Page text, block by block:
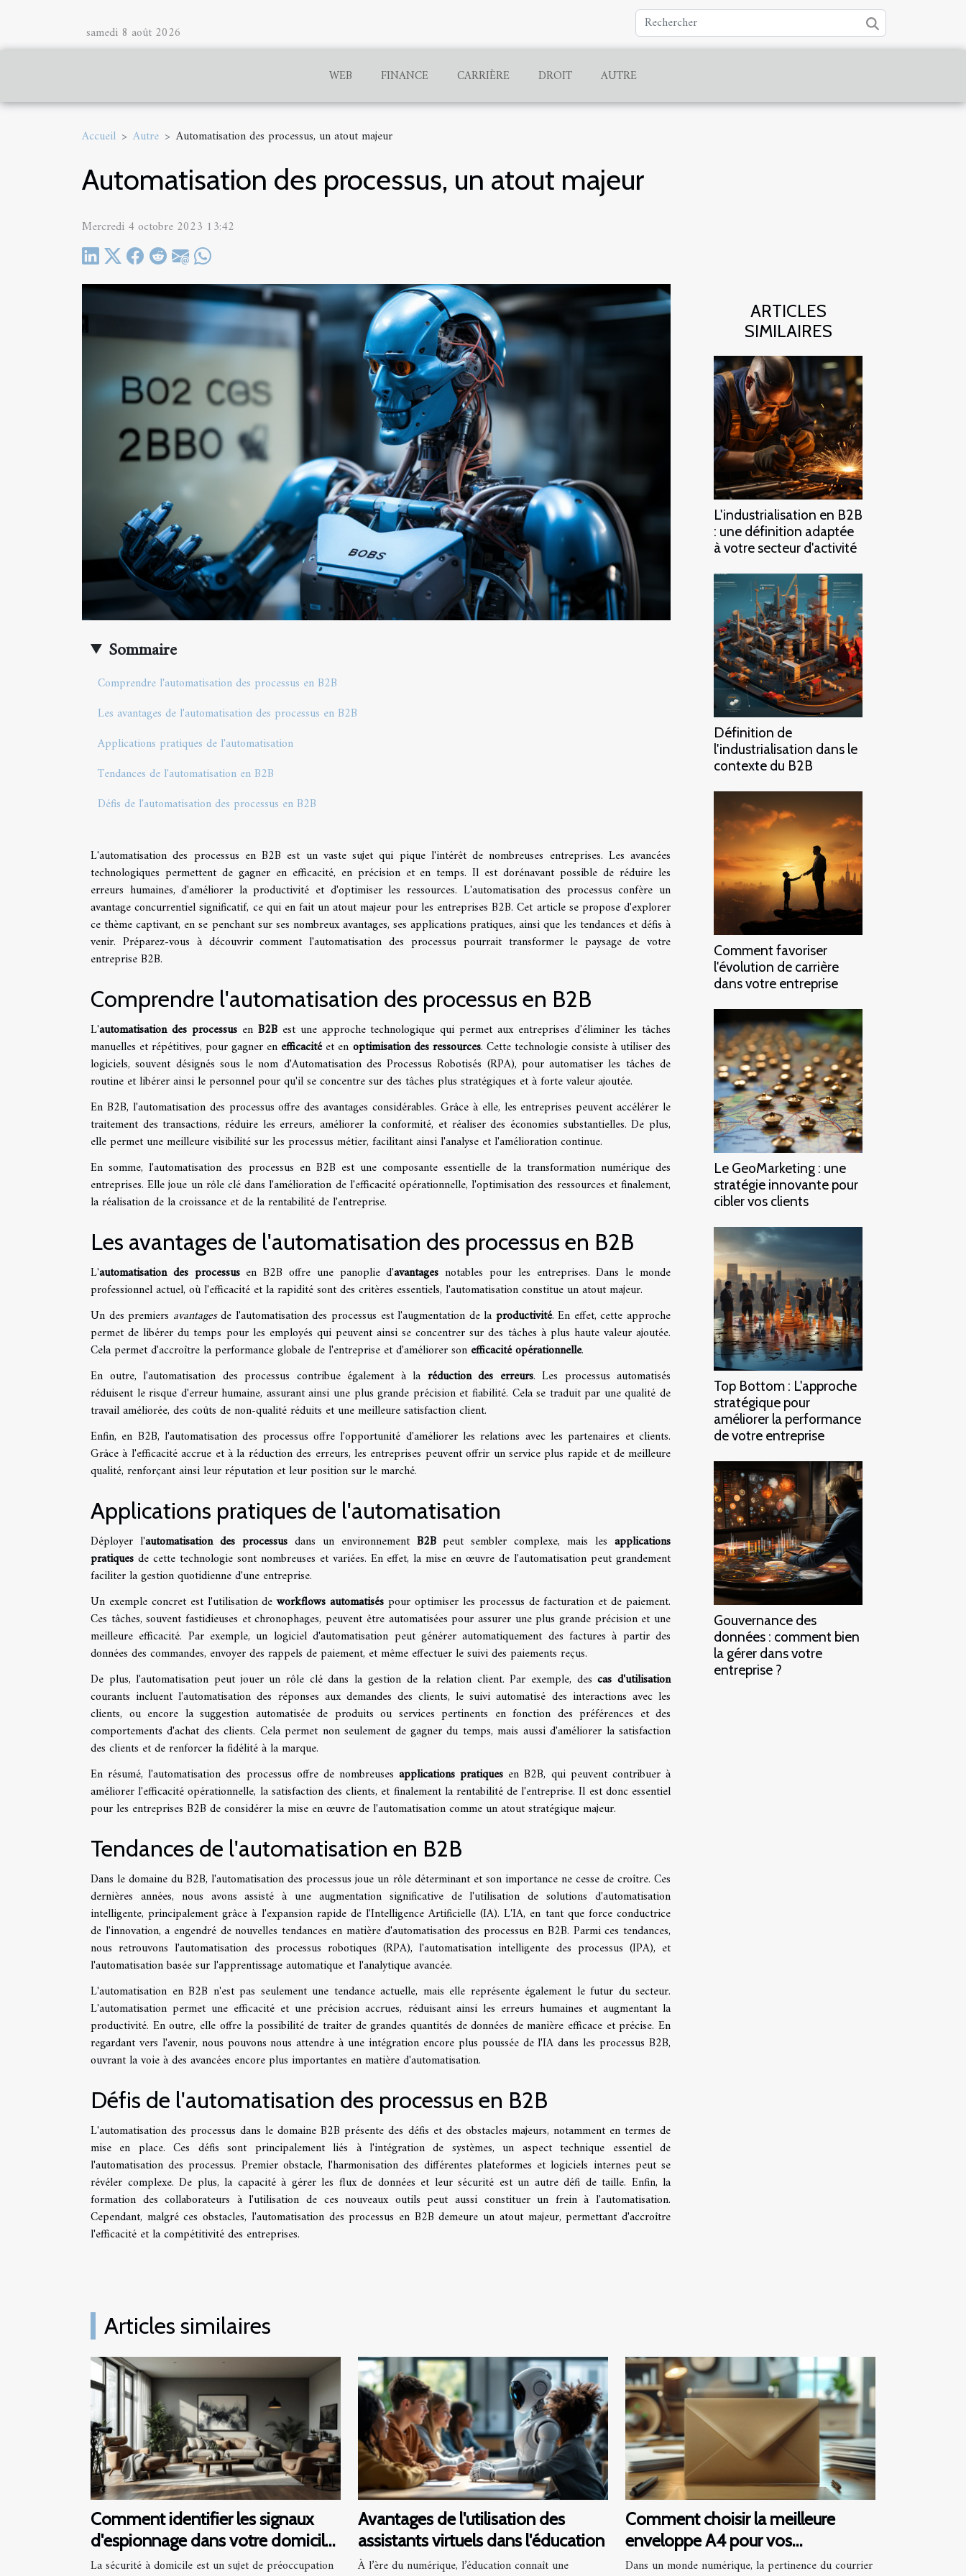
samedi 8 août 2026
WEB FINANCE CARRIÈRE DROIT AUTRE
Accueil Autre Automatisation des processus, un atout majeur
Automatisation des processus, un atout majeur
Mercredi 4 octobre 2023 13:42
Sommaire
Comprendre l'automatisation des processus en B2B
Les avantages de l'automatisation des processus en B2B
Applications pratiques de l'automatisation
Tendances de l'automatisation en B2B
Défis de l'automatisation des processus en B2B
L'automatisation des processus en B2B est un vaste sujet qui pique l'intérêt de nombreuses entreprises. Les avancées
technologiques permettent de gagner en efficacité, en précision et en temps. Il est dorénavant possible de réduire les
erreurs humaines, d'améliorer la productivité et d'optimiser les ressources. L'automatisation des processus confère un
avantage concurrentiel significatif, ce qui en fait un atout majeur pour les entreprises B2B. Cet article se propose d'explorer
ce thème captivant, en se penchant sur ses nombreux avantages, ses applications pratiques, ainsi que les tendances et défis à
venir. Préparez-vous à découvrir comment l'automatisation des processus pourrait transformer le paysage de votre
entreprise B2B.
Comprendre l'automatisation des processus en B2B
L'automatisation des processusen B2Best une approche technologique qui permet aux entreprises d'éliminer les tâches
manuelles et répétitives, pour gagner en efficacitéet en optimisation des ressources. Cette technologie consiste à utiliser des
logiciels, souvent désignés sous le nom d'Automatisation des Processus Robotisés (RPA), pour automatiser les tâches de
routine et libérer ainsi le personnel pour qu'il se concentre sur des tâches plus stratégiques et à forte valeur ajoutée.
En B2B, l'automatisation des processus offre des avantages considérables. Grâce à elle, les entreprises peuvent accélérer le
traitement des transactions, réduire les erreurs, améliorer la conformité, et réaliser des économies substantielles. De plus,
elle permet une meilleure visibilité sur les processus métier, facilitant ainsi l'analyse et l'amélioration continue.
En somme, l'automatisation des processus en B2B est une composante essentielle de la transformation numérique des
entreprises. Elle joue un rôle clé dans l'amélioration de l'efficacité opérationnelle, l'optimisation des ressources et finalement,
la réalisation de la croissance et de la rentabilité de l'entreprise.
Les avantages de l'automatisation des processus en B2B
L'automatisation des processusen B2B offre une panoplie d'avantages notables pour les entreprises. Dans le monde
professionnel actuel, où l'efficacité et la rapidité sont des critères essentiels, l'automatisation constitue un atout majeur.
Un des premiers avantagesde l'automatisation des processus est l'augmentation de la productivité. En effet, cette approche
permet de libérer du temps pour les employés qui peuvent ainsi se concentrer sur des tâches à plus haute valeur ajoutée.
Cela permet d'accroître la performance globale de l'entreprise et d'améliorer son efficacité opérationnelle.
En outre, l'automatisation des processus contribue également à la réduction des erreurs. Les processus automatisés
réduisent le risque d'erreur humaine, assurant ainsi une plus grande précision et fiabilité. Cela se traduit par une qualité de
travail améliorée, des coûts de non-qualité réduits et une meilleure satisfaction client.
Enfin, en B2B, l'automatisation des processus offre l'opportunité d'améliorer les relations avec les partenaires et clients.
Grâce à l'efficacité accrue et à la réduction des erreurs, les entreprises peuvent offrir un service plus rapide et de meilleure
qualité, renforçant ainsi leur réputation et leur position sur le marché.
Applications pratiques de l'automatisation
Déployer l'automatisation des processusdans un environnement B2Bpeut sembler complexe, mais lesapplications
pratiques de cette technologie sont nombreuses et variées. En effet, la mise en œuvre de l'automatisation peut grandement
faciliter la gestion quotidienne d'une entreprise.
Un exemple concret est l'utilisation deworkflows automatisés pour optimiser les processus de facturation et de paiement.
Ces tâches, souvent fastidieuses et chronophages, peuvent être automatisées pour assurer une plus grande précision et une
meilleure efficacité. Par exemple, un logiciel d'automatisation peut générer automatiquement des factures à partir des
données des commandes, envoyer des rappels de paiement, et même effectuer le suivi des paiements reçus.
De plus, l'automatisation peut jouer un rôle clé dans la gestion de la relation client. Par exemple, descas d'utilisation
courants incluent l'automatisation des réponses aux demandes des clients, le suivi automatisé des interactions avec les
clients, ou encore la suggestion automatisée de produits ou services pertinents en fonction des préférences et des
comportements d'achat des clients. Cela permet non seulement de gagner du temps, mais aussi d'améliorer la satisfaction
des clients et de renforcer la fidélité à la marque.
En résumé, l'automatisation des processus offre de nombreusesapplications pratiques en B2B, qui peuvent contribuer à
améliorer l'efficacité opérationnelle, la satisfaction des clients, et finalement la rentabilité de l'entreprise. Il est donc essentiel
pour les entreprises B2B de considérer la mise en œuvre de l'automatisation comme un atout stratégique majeur.
Tendances de l'automatisation en B2B
Dans le domaine du B2B, l'automatisation des processus joue un rôle déterminant et son importance ne cesse de croître. Ces
dernières années, nous avons assisté à une augmentation significative de l'utilisation de solutions d'automatisation
intelligente, principalement grâce à l'expansion rapide de l'Intelligence Artificielle (IA). L'IA, en tant que force conductrice
de l'innovation, a engendré de nouvelles tendances en matière d'automatisation des processus en B2B. Parmi ces tendances,
nous retrouvons l'automatisation des processus robotiques (RPA), l'automatisation intelligente des processus (IPA), et
l'automatisation basée sur l'apprentissage automatique et l'analytique avancée.
L'automatisation en B2B n'est pas seulement une tendance actuelle, mais elle représente également le futur du secteur.
L'automatisation permet une efficacité et une précision accrues, réduisant ainsi les erreurs humaines et augmentant la
productivité. En outre, elle offre la possibilité de traiter de grandes quantités de données de manière efficace et précise. En
regardant vers l'avenir, nous pouvons nous attendre à une intégration encore plus poussée de l'IA dans les processus B2B,
ouvrant la voie à des avancées encore plus importantes en matière d'automatisation.
Défis de l'automatisation des processus en B2B
L'automatisation des processus dans le domaine B2B présente des défis et des obstacles majeurs, notamment en termes de
mise en place. Ces défis sont principalement liés à l'intégration de systèmes, un aspect technique essentiel de
l'automatisation des processus. Premier obstacle, l'harmonisation des différentes plateformes et logiciels internes peut se
révéler complexe. De plus, la capacité à gérer les flux de données et leur sécurité est un autre défi de taille. Enfin, la
formation des collaborateurs à l'utilisation de ces nouveaux outils peut aussi constituer un frein à l'automatisation.
Cependant, malgré ces obstacles, l'automatisation des processus en B2B demeure un atout majeur, permettant d'accroître
l'efficacité et la compétitivité des entreprises.
ARTICLES
SIMILAIRES
L'industrialisation en B2B
: une définition adaptée
à votre secteur d'activité
Définition de
l'industrialisation dans le
contexte du B2B
Comment favoriser
l'évolution de carrière
dans votre entreprise
Le GeoMarketing : une
stratégie innovante pour
cibler vos clients
Top Bottom : L'approche
stratégique pour
améliorer la performance
de votre entreprise
Gouvernance des
données : comment bien
la gérer dans votre
entreprise ?
Articles similaires
Comment identifier les signaux
d'espionnage dans votre domicile
?
La sécurité à domicile est un sujet de préoccupation
Avantages de l'utilisation des
assistants virtuels dans l'éducation
À l’ère du numérique, l’éducation connaît une
Comment choisir la meilleure
enveloppe A4 pour vos
documents importants
Dans un monde numérique, la pertinence du courrier